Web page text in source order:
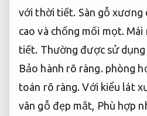
với thời tiết. Sàn gỗ xương
cao và chống mối mọt. Mái
tiết. Thường được sử
Bảo hành rõ ràng. phòng
toán rõ ràng. Với kiểu lát
vân gỗ đẹp mắt, Phù hợp